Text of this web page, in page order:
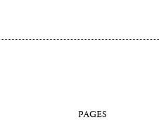
PAGES